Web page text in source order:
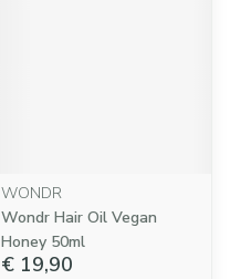
WONDR
Wondr Hair Oil Vegan
Honey 50ml
€ 19,90